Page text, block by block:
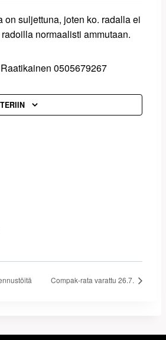
on suljettuna, joten ko. radalla ei
normaalisti ammutaan.
0505679267
Compak-rata varattu 26.7.